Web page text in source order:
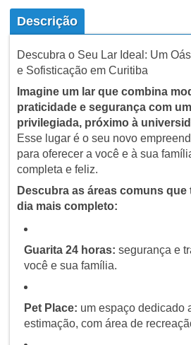
Descrição
Descubra o Seu Lar Ideal: Um
e Sofisticação em Curitiba
Imagine um lar que combina
praticidade e segurança com
privilegiada, próximo à
Esse lugar é o seu novo
para oferecer a você e à sua
completa e feliz.
Descubra as áreas comuns que
dia mais completo:
Guarita 24 horas: segurança e
você e sua família.
Pet Place: um espaço dedicado
estimação, com área de